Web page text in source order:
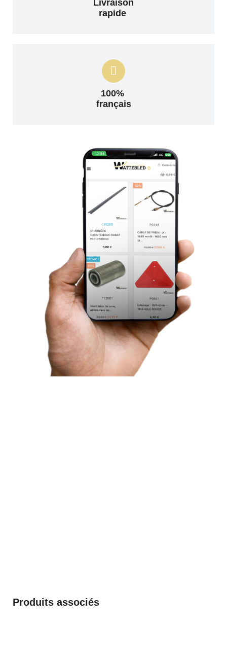
Livraison
rapide
100%
français
Produits associés